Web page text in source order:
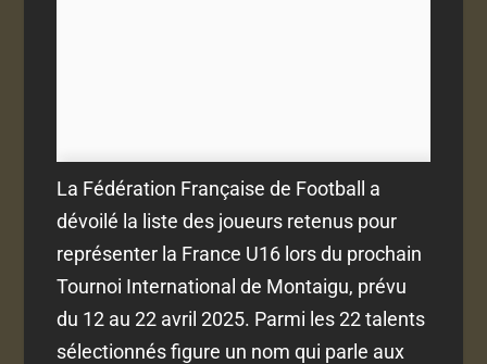
La Fédération Française de Football a
dévoilé la liste des joueurs retenus pour
représenter la France U16 lors du prochain
Tournoi International de Montaigu, prévu
du 12 au 22 avril 2025. Parmi les 22 talents
sélectionnés figure un nom qui parle aux